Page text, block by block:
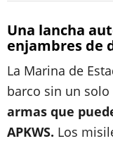
Una lancha
enjambres de
La Marina de
barco sin un
armas que
APKWS. Los